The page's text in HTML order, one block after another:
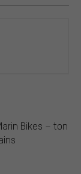
Bikes – ton